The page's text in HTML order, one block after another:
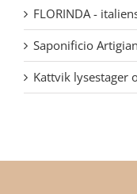
FLORINDA -
Saponificio
Kattvik lysestager